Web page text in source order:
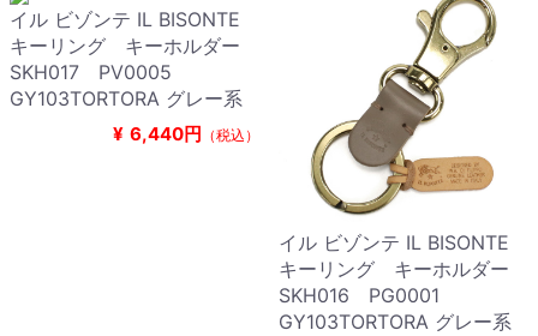
イル ビゾンテ IL BISONTE
キーリング キーホルダー
SKH017 PV0005
GY103TORTORA グレー系
¥ 6,440円 （税込）
イル ビゾンテ IL BISONTE
キーリング キーホルダー
SKH016 PG0001
GY103TORTORA グレー系